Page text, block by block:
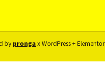
by prongax WordPress + Elementor